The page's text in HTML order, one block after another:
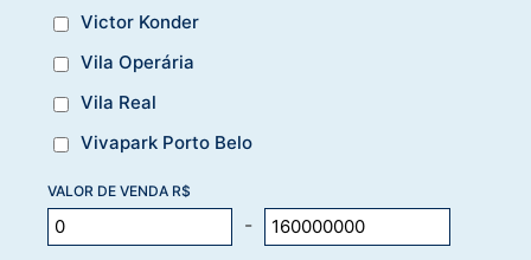
Victor Konder
Vila Operária
Vila Real
Vivapark Porto Belo
VALOR DE VENDA R$
-